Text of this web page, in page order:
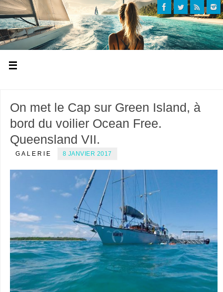
On met le Cap sur Green Island, à
bord du voilier Ocean Free.
Queensland VII.
GALERIE 8 JANVIER 2017